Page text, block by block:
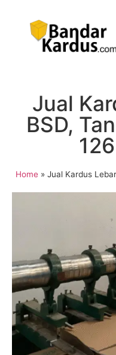
Jual
BSD,
Home» Jual Kardus